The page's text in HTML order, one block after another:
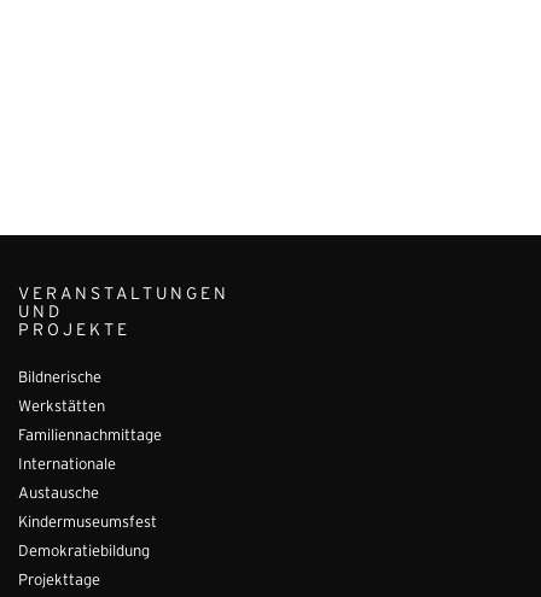
VERANSTALTUNGEN
UND
PROJEKTE
Bildnerische
Werkstätten
Familiennachmittage
Internationale
Austausche
Kindermuseumsfest
Demokratiebildung
Projekttage